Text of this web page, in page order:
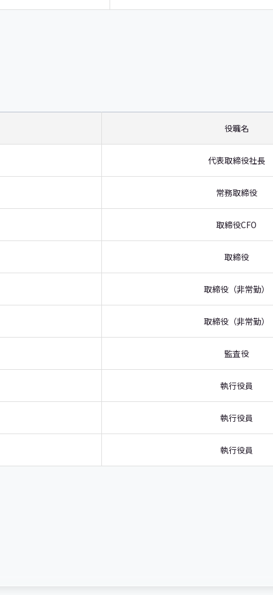
役職名
代表取締役社長
常務取締役
取締役CFO
取締役
取締役（非常勤）
取締役（非常勤）
監査役
執行役員
執行役員
執行役員